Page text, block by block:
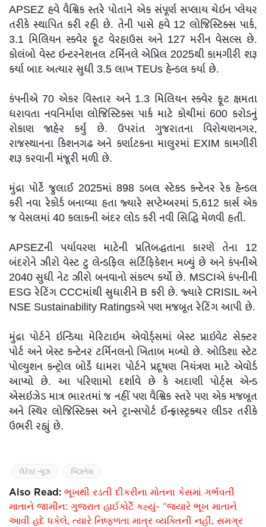
APSEZ હવે વૈશ્વિક સ્તરે પોતાને એક સંપૂર્ણ સપ્લાય ચેઇન પ્લેયર
તરીકે સ્થાપિત કરી રહી છે. તેની પાસે હવે 12 લોજિસ્ટિક્સ પાર્ક,
3.1 મિલિયન સ્ક્વેર ફૂટ વેરહાઉસ અને 127 મરીન વેસલ્સ છે.
કોલંબો વેસ્ટ ઇન્ટરનેશનલ ટર્મિનલે એપ્રિલ 2025થી કામગીરી શરૂ
કર્યા બાદ અત્યાર સુધી 3.5 લાખ TEUs હેન્ડલ કર્યા છે.
કંપનીએ 70 એકર વિસ્તાર અને 1.3 મિલિયન સ્ક્વેર ફૂટ ક્ષમતા
ધરાવતા નવનિર્માણ લોજિસ્ટિક્સ પાર્ક માટે કોચીમાં 600 કરોડનું
રોકાણ જાહેર કર્યું છે. ઉપરાંત ગુજરાતના વિરોચણનગર,
રાજસ્થાનના કિશનગઢ અને કર્ણાટકના માલુરમાં EXIM કામગીરી
શરૂ કરવાની મંજૂરી મળી છે.
મુંદ્રા પોર્ટે જુલાઈ 2025માં 898 ડબલ સ્ટેક્ડ કન્ટેનર રેક હેન્ડલ
કરી નવા રેકોર્ડ બનાવ્યા હતા જ્યારે સપ્ટેમ્બરમાં 5,612 કાર્સ એક
જ વેસલમાં 40 કલાકની અંદર લોડ કરી નવી સિદ્ધિ મેળવી હતી.
APSEZની પર્યાવરણ માટેની પ્રતિબદ્ધતાના કારણે તેના 12
બંદરોને ઝીરો વેસ્ટ ટુ લેન્ડફિલ સર્ટિફિકેશન મળ્યું છે અને કંપનીએ
2040 સુધી નેટ ઝીરો બનવાનો સંકલ્પ કર્યો છે. MSCIએ કંપનીની
ESG રેટિંગ CCCમાંથી સુધારીને B કરી છે. જ્યારે CRISIL અને
NSE Sustainability Ratingsએ પણ મજબૂત રેટિંગ આપી છે.
મુંદ્રા પોર્ટને ઇન્ડિયા મેરિટાઇમ એવોર્ડ્સમાં બેસ્ટ પ્રાઇવેટ સેક્ટર
પોર્ટ અને બેસ્ટ કન્ટેનર ટર્મિનલનો ખિતાબ મળ્યો છે. ઓડિશા સ્ટેટ
પોલ્યુશન કન્ટ્રોલ બોર્ડે ધામરા પોર્ટને પ્રદૂષણ નિયંત્રણ માટે એવોર્ડ
આપ્યો છે. આ પરિણામો દર્શાવે છે કે અદાણી પોર્ટ્સ એન્ડ
એસઇઝેડ માત્ર ભારતમાં જ નહીં પણ વૈશ્વિક સ્તરે પણ એક મજબૂત
અને સ્થિર લોજિસ્ટિક્સ અને ટ્રાન્સપોર્ટ ઈન્ફ્રાસ્ટ્રક્ચર લીડર તરીકે
ઉભરી રહ્યું છે.
લેટેસ્ટ ન્યૂઝ બિઝનેસ
Also Read: ભૂખથી રડતી દીકરીના મોતના કેસમાં ગર્ભવતી
માતાને જામીન: ગુજરાત હાઈકોર્ટે કહ્યું- “જ્યારે ભૂખ માતાને
આવી હદે ધકેલે, ત્યારે નિષ્ફળતા માત્ર વ્યક્તિની નહીં, સમગ્ર